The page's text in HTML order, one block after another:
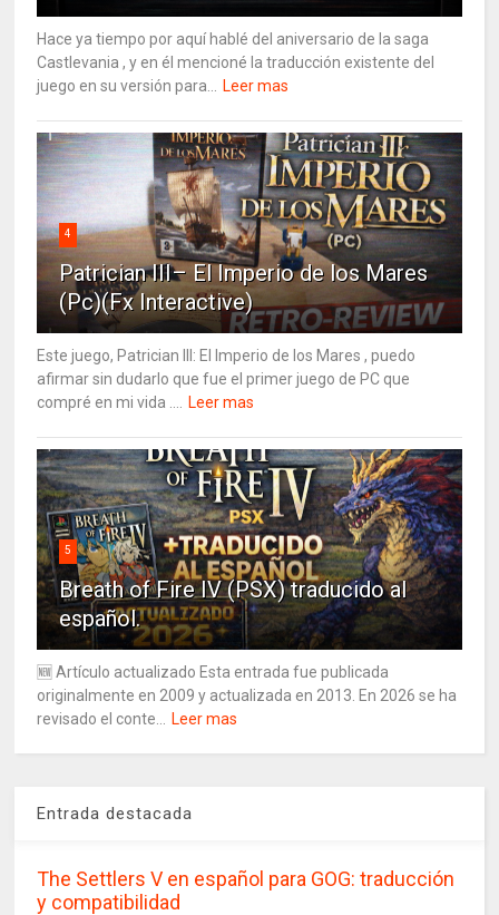
Hace ya tiempo por aquí hablé del aniversario de la saga
Castlevania , y en él mencioné la traducción existente del
juego en su versión para...
Leer mas
4
Patrician III– El Imperio de los Mares
(Pc)(Fx Interactive)
Este juego, Patrician III: El Imperio de los Mares , puedo
afirmar sin dudarlo que fue el primer juego de PC que
compré en mi vida ....
Leer mas
5
Breath of Fire IV (PSX) traducido al
español.
🆕 Artículo actualizado Esta entrada fue publicada
originalmente en 2009 y actualizada en 2013. En 2026 se ha
revisado el conte...
Leer mas
Entrada destacada
The Settlers V en español para GOG: traducción
y compatibilidad